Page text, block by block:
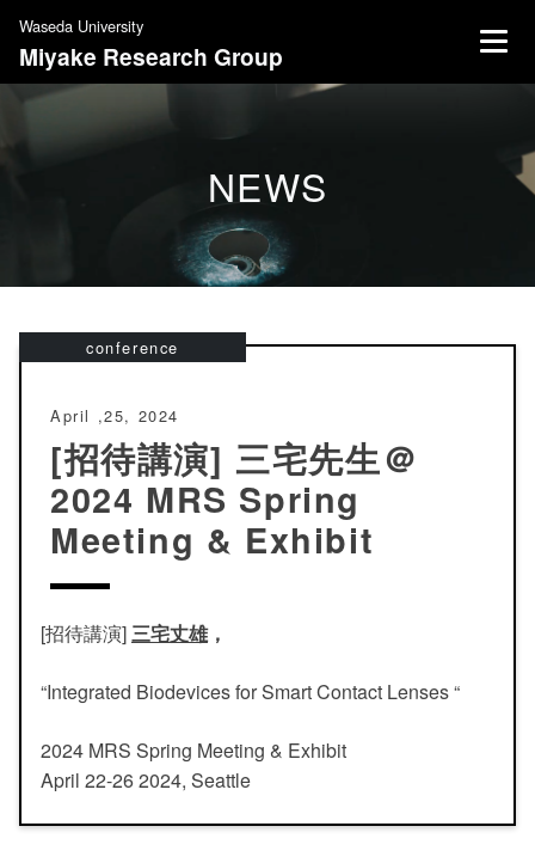
Waseda University
Miyake Research Group
NEWS
conference
April ,25, 2024
[招待講演] 三宅先生＠
2024 MRS Spring
Meeting & Exhibit
[招待講演] 三宅丈雄，
“Integrated Biodevices for Smart Contact Lenses“
2024 MRS Spring Meeting & Exhibit
April 22-26 2024, Seattle